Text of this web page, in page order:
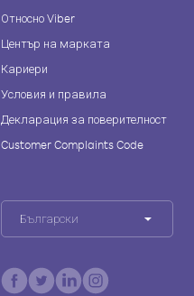
Относно Viber
Център на марката
Кариери
Условия и правила
Декларация за поверителност
Customer Complaints Code
Български